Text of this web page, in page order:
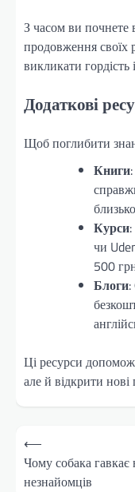
З часом ви почнете
продовження своїх
викликати гордість
Додаткові
Щоб поглибити
Книги
Курси
чи
500
Блоги
Ці ресурси
але й відкрити нові
Навігація
записів
⟵
Чому собака гавкає
незнайомців